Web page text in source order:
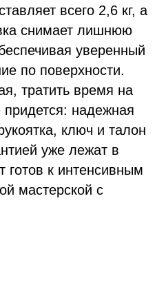
всего 2,6 кг, а
снимает лишнюю
уверенный
по поверхности.
тратить время на
придется: надежная
ключ и талон
уже лежат в
готов к интенсивным
мастерской с